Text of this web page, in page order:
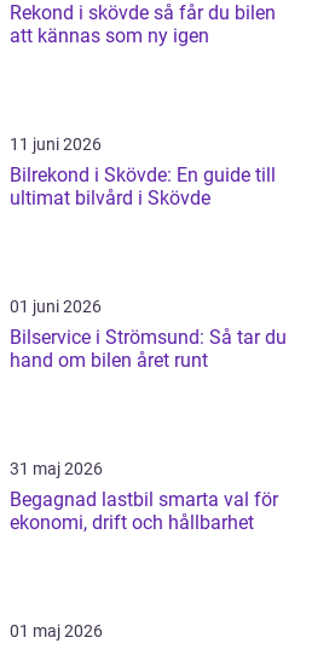
Rekond i skövde så får du bilen
att kännas som ny igen
11 juni 2026
Bilrekond i Skövde: En guide till
ultimat bilvård i Skövde
01 juni 2026
Bilservice i Strömsund: Så tar du
hand om bilen året runt
31 maj 2026
Begagnad lastbil smarta val för
ekonomi, drift och hållbarhet
01 maj 2026